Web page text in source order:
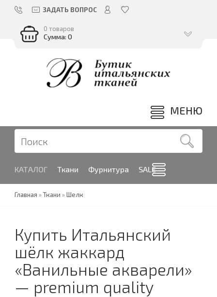
ЗАДАТЬ ВОПРОС
0 товаров
Сумма: 0
МЕНЮ
КАТАЛОГ Ткани Фурнитура SALE
Главная »Ткани »Шелк
Купить Итальянский
шёлк жаккард
«Ванильные акварели»
— premium quality